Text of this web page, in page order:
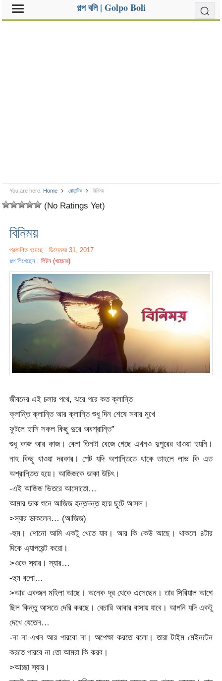
গল্প বলি | Golpo Boli
You are here: Home রোমান্টিক বিনিময়
(No Ratings Yet)
বিনিময়
প্রকাশিত হয়েছে : ডিসেম্বর 31, 2017
গল্প লিখেছেন :লিটন (খচ্চোর)
জীবনের এই চলার পথে, ঝরে পরে কত ক্লান্তি
ক্লান্তি ক্লান্তি আর ক্লান্তি শুধু দিন শেষে সবার মুখে
ফুটলে হাসি সকল কিছু দুরে অবশ্রান্তি”
শুধু কাজ আর কাজ। বেলা তিনটা বেজে গেছে এখনও দুপুরের খাওয়া হয়নি।
নাহ কিছু খাওয়া দরকার। পেট যদি অশান্তিতে থাকে তাহলে লাভ কি এত
অশ্রান্তিত হয়ে। আজিজকে ডাকা উচিৎ।
-এই আজিজ ভিতরে আসোতো…
আমার ডাক শুনে আজিজ হন্তদন্ত হয়ে ছুটে আসল।
>স্যার ডাকলেন… (আজিজ)
-হুম। শোনো আমি একটু খেতে যাব। আর কি কেউ আছে। থাকলে ৪টার
দিকে এ্যাপয়েন্ট করো।
>ওকে স্যার। স্যার…
-হুম বলো…
>আর একজন মহিলা আছে। অনেক দূর থেকে এসেছেন। তার সিরিয়াল আগে
ছিল কিন্তু আসতে দেরি করছে। বেচারি আবার বাসায় যাবে। আপনি যদি একটু
দেখে যেতেন…
-না না এখন আর পারবো না। অপেক্ষা করতে বলো। তারা টাইম মেইনটেন
করতে পারবে না তো আমরা কি করব।
>আচ্ছা স্যার।